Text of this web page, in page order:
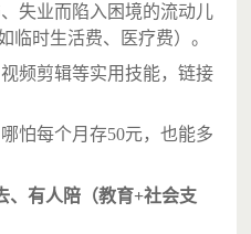
失业而陷入困境的流动儿
临时生活费、医疗费）。
频剪辑等实用技能，链接
怕每个月存50元，也能多
、有人陪（教育+社会支